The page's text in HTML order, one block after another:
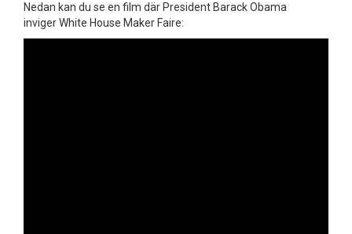
Nedan kan du se en film där President Barack Obama
inviger White House Maker Faire: